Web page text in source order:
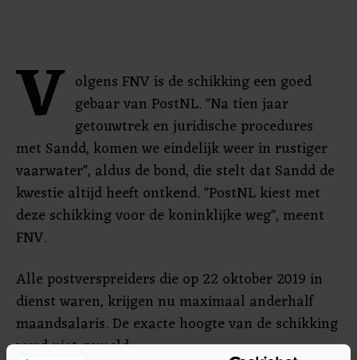
V olgens FNV is de schikking een goed
gebaar van PostNL. "Na tien jaar
getouwtrek en juridische procedures
met Sandd, komen we eindelijk weer in rustiger
vaarwater", aldus de bond, die stelt dat Sandd de
kwestie altijd heeft ontkend. "PostNL kiest met
deze schikking voor de koninklijke weg", meent
FNV.
Alle postverspreiders die op 22 oktober 2019 in
dienst waren, krijgen nu maximaal anderhalf
maandsalaris. De exacte hoogte van de schikking
werd niet gemeld.